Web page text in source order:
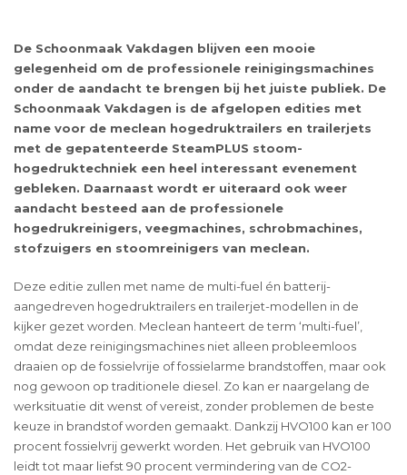
De Schoonmaak Vakdagen blijven een mooie
gelegenheid om de professionele reinigingsmachines
onder de aandacht te brengen bij het juiste publiek. De
Schoonmaak Vakdagen is de afgelopen edities met
name voor de meclean hogedruktrailers en trailerjets
met de gepatenteerde SteamPLUS stoom-
hogedruktechniek een heel interessant evenement
gebleken. Daarnaast wordt er uiteraard ook weer
aandacht besteed aan de professionele
hogedrukreinigers, veegmachines, schrobmachines,
stofzuigers en stoomreinigers van meclean.
Deze editie zullen met name de multi-fuel én batterij-
aangedreven hogedruktrailers en trailerjet-modellen in de
kijker gezet worden. Meclean hanteert de term ‘multi-fuel’,
omdat deze reinigingsmachines niet alleen probleemloos
draaien op de fossielvrije of fossielarme brandstoffen, maar ook
nog gewoon op traditionele diesel. Zo kan er naargelang de
werksituatie dit wenst of vereist, zonder problemen de beste
keuze in brandstof worden gemaakt. Dankzij HVO100 kan er 100
procent fossielvrij gewerkt worden. Het gebruik van HVO100
leidt tot maar liefst 90 procent vermindering van de CO2-